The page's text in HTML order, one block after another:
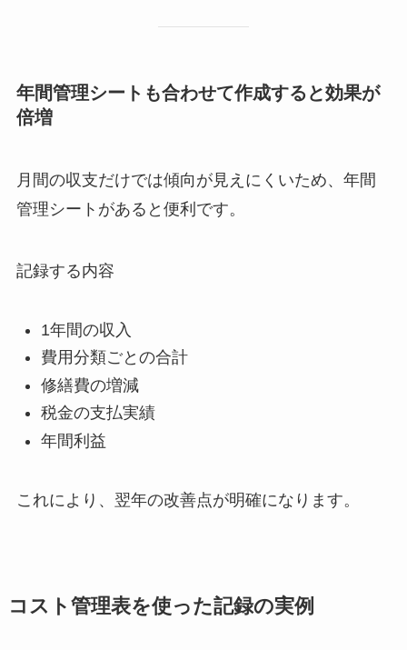
年間管理シートも合わせて作成すると効果が
倍増
月間の収支だけでは傾向が見えにくいため、年間
管理シートがあると便利です。
記録する内容
1年間の収入
費用分類ごとの合計
修繕費の増減
税金の支払実績
年間利益
これにより、翌年の改善点が明確になります。
コスト管理表を使った記録の実例